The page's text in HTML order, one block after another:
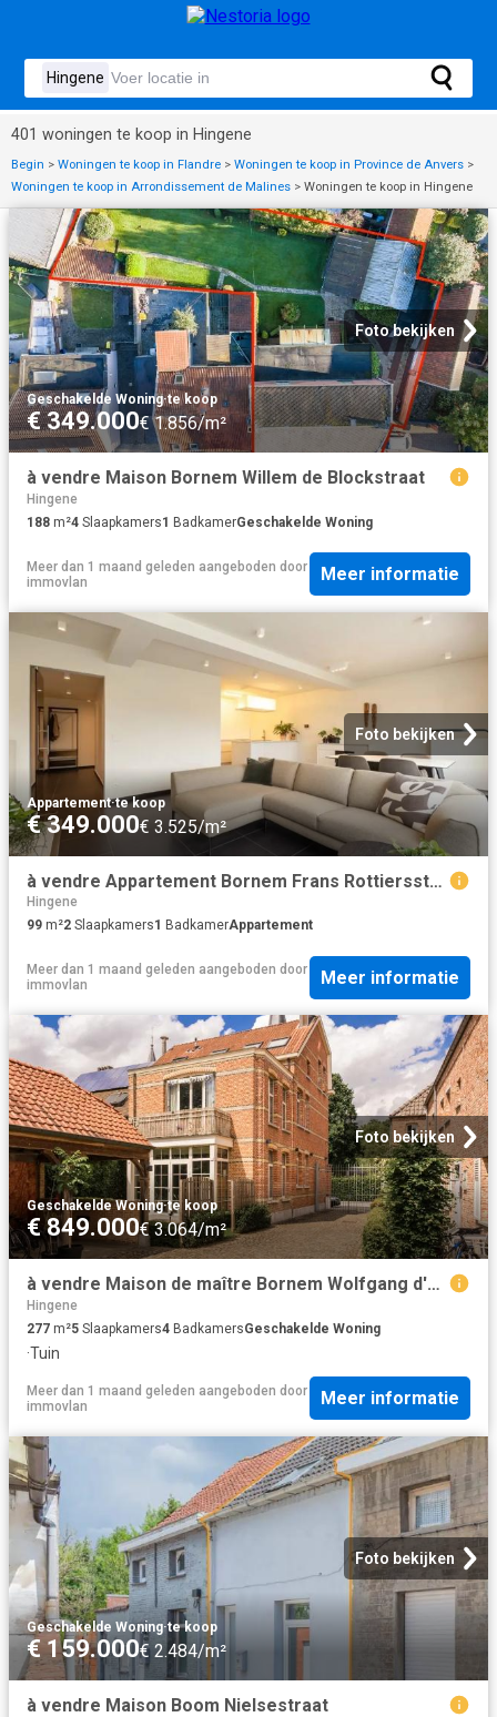
401 woningen te koop in Hingene
Begin > Woningen te koop in Flandre > Woningen te koop in Province de Anvers >
Woningen te koop in Arrondissement de Malines > Woningen te koop in Hingene
Foto bekijken
Geschakelde Woning·te koop
€ 349.000€ 1.856/m²
à vendre Maison Bornem Willem de Blockstraat
Hingene
188 m²4 Slaapkamers1 BadkamerGeschakelde Woning
Meer dan 1 maand geleden aangeboden door
immovlan
Meer informatie
Foto bekijken
Appartement·te koop
€ 349.000€ 3.525/m²
à vendre Appartement Bornem Frans Rottiersstraat
Hingene
99 m²2 Slaapkamers1 BadkamerAppartement
Meer dan 1 maand geleden aangeboden door
immovlan
Meer informatie
Foto bekijken
Geschakelde Woning·te koop
€ 849.000€ 3.064/m²
à vendre Maison de maître Bornem Wolfgang d'Urselstraat
Hingene
277 m²5 Slaapkamers4 BadkamersGeschakelde Woning
·Tuin
Meer dan 1 maand geleden aangeboden door
immovlan
Meer informatie
Foto bekijken
Geschakelde Woning·te koop
€ 159.000€ 2.484/m²
à vendre Maison Boom Nielsestraat